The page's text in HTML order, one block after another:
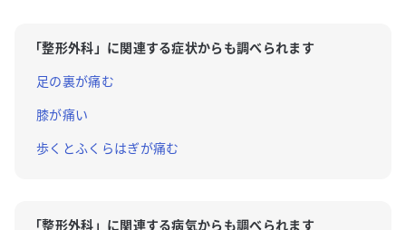
「整形外科 」に関連する症状からも調べられます
足の裏が痛む
膝が痛い
歩くとふくらはぎが痛む
「整形外科 」に関連する病気からも調べられます